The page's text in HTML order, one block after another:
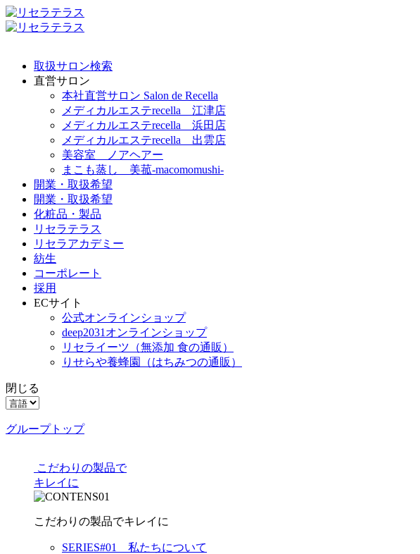
取扱サロン検索
直営サロン
本社直営サロン Salon de Recella
メディカルエステrecella 江津店
メディカルエステrecella 浜田店
メディカルエステrecella 出雲店
美容室 ノアヘアー
まこも蒸し 美菰-macomomushi-
開業・取扱希望
開業・取扱希望
化粧品・製品
リセラテラス
リセラアカデミー
紡生
コーポレート
採用
ECサイト
公式オンラインショップ
deep2031オンラインショップ
リセライーツ （無添加 食の通販）
りせらや養蜂園
（はちみつの通販）
閉じる
グループトップ
こだわりの製品で
キレイに
こだわりの製品でキレイに
SERIES#01 私たちについて